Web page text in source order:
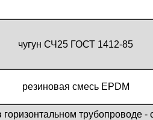
чугун СЧ25 ГОСТ 1412-85
резиновая смесь EPDM
горизонтальном трубопроводе -